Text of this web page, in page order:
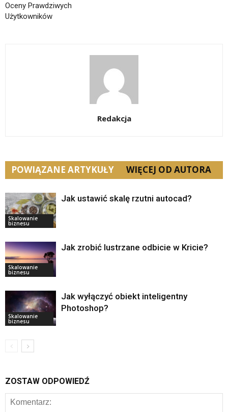
Oceny Prawdziwych
Użytkowników
Redakcja
POWIĄZANE ARTYKUŁY WIĘCEJ OD AUTORA
Skalowanie
biznesu
Jak ustawić skalę rzutni autocad?
Skalowanie
biznesu
Jak zrobić lustrzane odbicie w Kricie?
Skalowanie
biznesu
Jak wyłączyć obiekt inteligentny
Photoshop?
ZOSTAW ODPOWIEDŹ